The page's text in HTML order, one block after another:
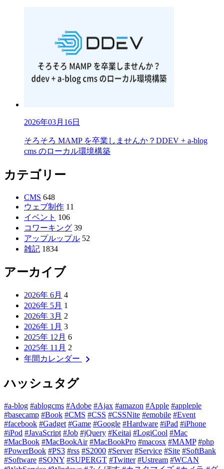
2026年03月16日
そろそろ MAMP を卒業しませんか？DDEV + a-blog
cms のローカル環境構築
カテゴリー
CMS 648
ウェブ制作 11
イベント 106
コワーキング 39
アップルップル 52
雑記 1834
アーカイブ
2026年 6月 4
2026年 5月 1
2026年 3月 2
2026年 1月 3
2025年 12月 6
2025年 11月 2
年間カレンダー
chevron_right
ハッシュタグ
#a-blog #ablogcms #Adobe #Ajax #amazon #Apple #appleple
#basecamp #Book #CMS #CSS #CSSNite #emobile #Event
#facebook #Gadget #Game #Google #Hardware #iPad #iPhone
#iPod #JavaScript #Job #jQuery #Keitai #LogiCool #Mac
#MacBook #MacBookAir #MacBookPro #macosx #MAMP #php
#PowerBook #PS3 #rss #S2000 #Server #Service #Site #SoftBank
#Software #SONY #SUPERGT #Twitter #Ustream #WCAN